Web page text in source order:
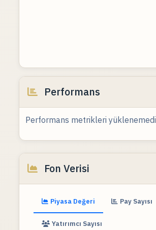
Performans
Performans metrikleri yüklenemedi
Fon Verisi
Piyasa Değeri Pay Sayısı
Yatırımcı Sayısı